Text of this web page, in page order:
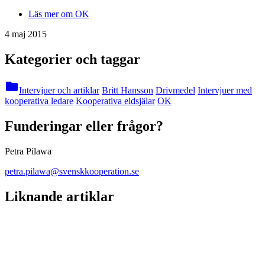
Läs mer om OK
4 maj 2015
Kategorier och taggar
folderIntervjuer och artiklar Britt Hansson Drivmedel Intervjuer med
kooperativa ledare Kooperativa eldsjälar OK
Funderingar eller frågor?
Petra Pilawa
petra.pilawa@svenskkooperation.se
Liknande artiklar